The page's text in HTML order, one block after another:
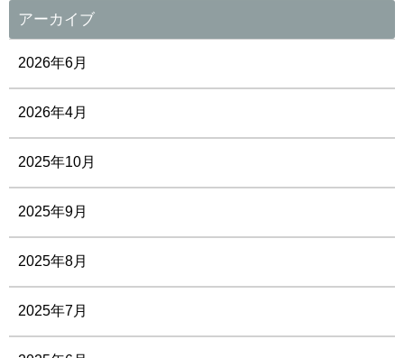
アーカイブ
2026年6月
2026年4月
2025年10月
2025年9月
2025年8月
2025年7月